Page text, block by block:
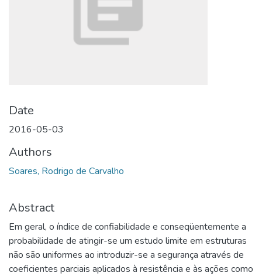
Date
2016-05-03
Authors
Soares, Rodrigo de Carvalho
Abstract
Em geral, o índice de confiabilidade e conseqüentemente a
probabilidade de atingir-se um estudo limite em estruturas
não são uniformes ao introduzir-se a segurança através de
coeficientes parciais aplicados à resistência e às ações como